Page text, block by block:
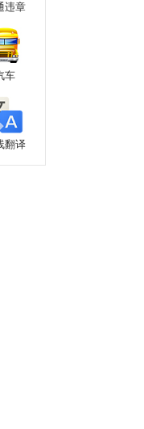
违章
车
翻译